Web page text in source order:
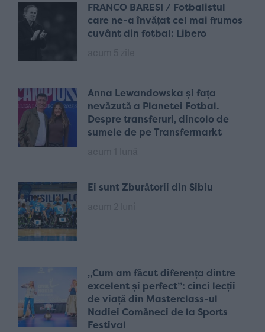
FRANCO BARESI / Fotbalistul
care ne-a învățat cel mai frumos
cuvânt din fotbal: Libero
Anna Lewandowska și fața
nevăzută a Planetei Fotbal.
Despre transferuri, dincolo de
sumele de pe Transfermarkt
Ei sunt Zburătorii din Sibiu
„Cum am făcut diferența dintre
excelent și perfect”: cinci lecții
de viață din Masterclass-ul
Nadiei Comăneci de la Sports
Festival